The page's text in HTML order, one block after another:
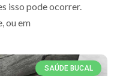
isso pode ocorrer.
ou em
SAÚDE BUCAL